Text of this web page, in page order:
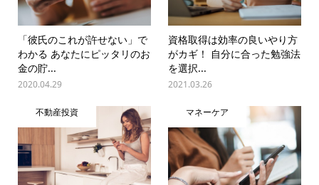
「彼氏のこれが許せない」で
わかる あなたにピッタリのお
金の貯...
2020.04.29
資格取得は効率の良いやり方
がカギ！ 自分に合った勉強法
を選択...
2021.03.26
不動産投資 マネーケア